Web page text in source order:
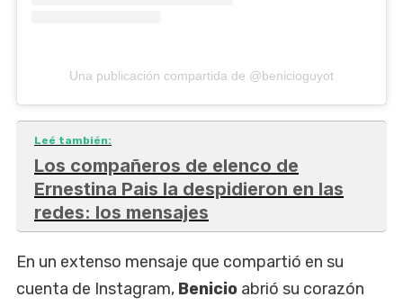
Una publicación compartida de @benicioguyot
Leé también:
Los compañeros de elenco de
Ernestina Pais la despidieron en las
redes: los mensajes
En un extenso mensaje que compartió en su
cuenta de Instagram, Benicio abrió su corazón